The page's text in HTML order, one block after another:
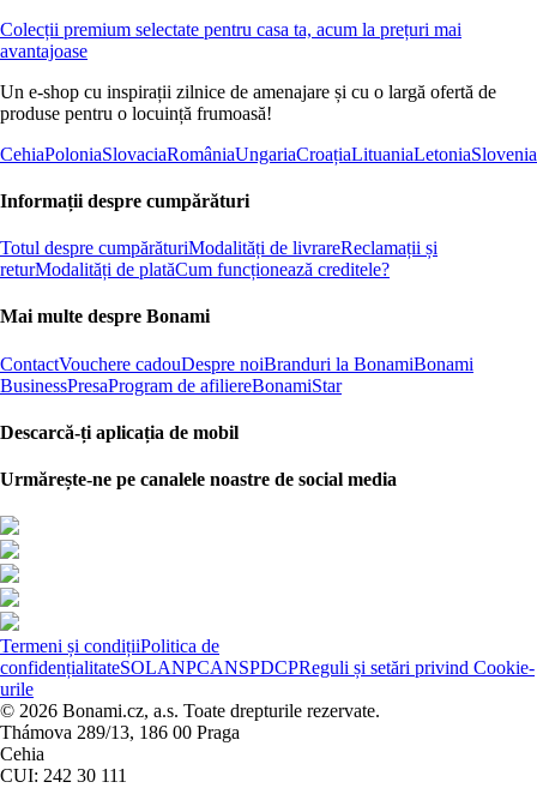
Colecții premium selectate pentru casa ta, acum la prețuri mai
avantajoase
Un e-shop cu inspirații zilnice de amenajare și cu o largă ofertă de
produse pentru o locuință frumoasă!
CehiaPoloniaSlovaciaRomâniaUngariaCroațiaLituaniaLetoniaSlovenia
Informații despre cumpărături
Totul despre cumpărăturiModalități de livrareReclamații și
returModalități de platăCum funcționează creditele?
Mai multe despre Bonami
ContactVouchere cadouDespre noiBranduri la BonamiBonami
BusinessPresaProgram de afiliereBonamiStar
Descarcă-ți aplicația de mobil
Urmărește-ne pe canalele noastre de social media
Termeni și condițiiPolitica de
confidențialitateSOLANPCANSPDCPReguli și setări privind Cookie-
urile
© 2026 Bonami.cz, a.s. Toate drepturile rezervate.
Thámova 289/13, 186 00 Praga
Cehia
CUI: 242 30 111